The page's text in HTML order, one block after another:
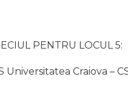
PENTRU LOCUL 5:
Universitatea Craiova –